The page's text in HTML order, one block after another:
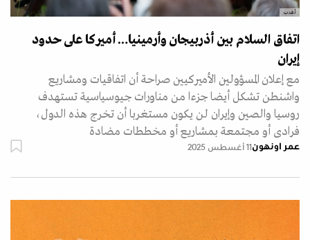
أ.ف.ب
اتفاق السلام بين أذربيجان وأرمينيا… أميركا على حدود
إيران
مع إعلان المسؤولين الأميركيين صراحة أن اتفاقيات ومشاريع
واشنطن تشكل أيضا جزءا من مناورات جيوسياسية تستهدف
روسيا والصين وإيران لن يكون مستغربا أن تخرج هذه الدول،
فرادى أو مجتمعة بمشاريع أو مخططات مضادة
عمر اونهون 11 أغسطس 2025